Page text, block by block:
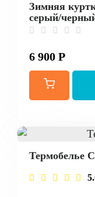
Зимняя
серый/
6 900 Р
Термобелье